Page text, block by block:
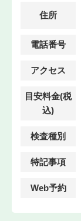
住所
電話番号
アクセス
目安料金(税
込)
検査種別
特記事項
Web予約